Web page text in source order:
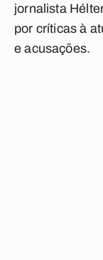
jornalista
por críticas à
e acusações.